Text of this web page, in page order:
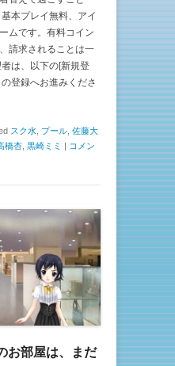
本プレイ無料、アイ
ムです。有料コイン
請求されることは一
は、以下の[新規登
登録へお進みくださ
スク水 プール 佐藤大
橋杏 黒崎ミミ | コメン
お部屋は、まだ